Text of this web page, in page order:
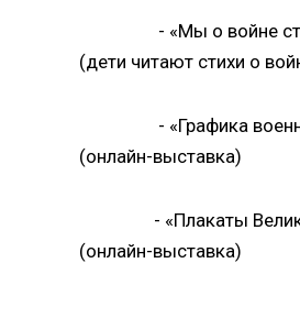
- «Мы о войне
(дети читают стихи о
- «Графика
(онлайн-выставка)
- «Плакаты Великой
(онлайн-выставка)